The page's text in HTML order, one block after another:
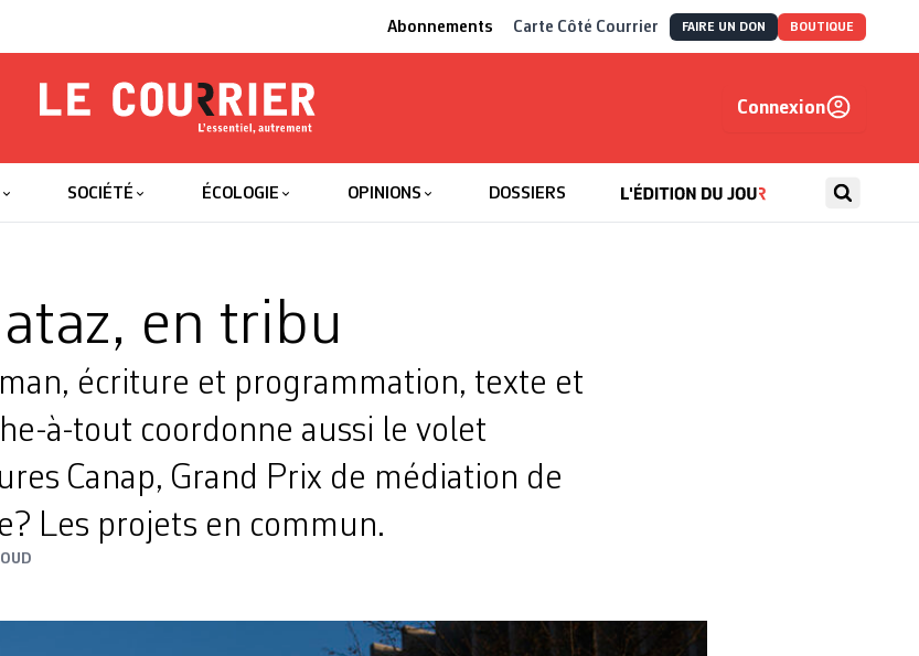
Abonnements Carte Côté Courrier FAIRE UN DON BOUTIQUE
Le Courrier
Connexion
SOCIÉTÉ ÉCOLOGIE OPINIONS DOSSIERS
en tribu
écriture et programmation, texte et
à-tout coordonne aussi le volet
Canap, Grand Prix de médiation de
Les projets en commun.